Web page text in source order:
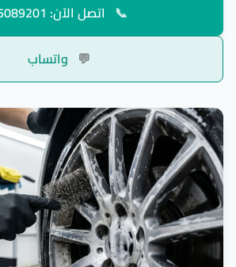
📞 اتصل الآن: 65089201
💬 واتساب